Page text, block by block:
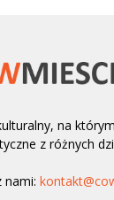
na
z różnych
nami: